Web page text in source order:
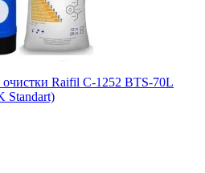
Raifil С-1252 BTS-70L
Standart)